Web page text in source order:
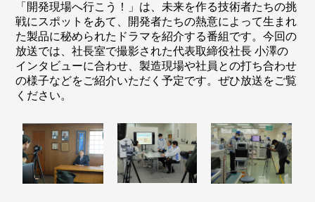
「開発現場へ行こう！」は、未来を作る技術者たちの挑
戦にスポットをあて、開発者たちの熱意によって生まれ
た製品に秘められたドラマを紹介する番組です。今回の
放送では、社長室で撮影された代表取締役社長 小澤の
インタビューに合わせ、製造現場や社員との打ち合わせ
の様子などをご紹介いただく予定です。ぜひ放送をご覧
ください。